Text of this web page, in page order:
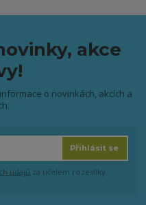
akce
o novinkách, akcích a
Přihlásit se
údajů za účelem rozesílky